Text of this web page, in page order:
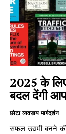
2025 के लिए
बदल देंगी
छोटा व्यवसाय मार्गदर्शन
सफल उद्यमी बनने की